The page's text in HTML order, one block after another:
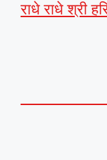
राधे राधे श्री